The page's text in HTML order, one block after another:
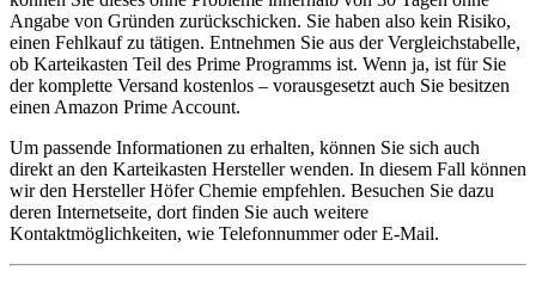
Angabe von Gründen zurückschicken. Sie haben also kein Risiko,
einen Fehlkauf zu tätigen. Entnehmen Sie aus der Vergleichstabelle,
ob Karteikasten Teil des Prime Programms ist. Wenn ja, ist für Sie
der komplette Versand kostenlos – vorausgesetzt auch Sie besitzen
einen Amazon Prime Account.
Um passende Informationen zu erhalten, können Sie sich auch
direkt an den Karteikasten Hersteller wenden. In diesem Fall können
wir den Hersteller Höfer Chemie empfehlen. Besuchen Sie dazu
deren Internetseite, dort finden Sie auch weitere
Kontaktmöglichkeiten, wie Telefonnummer oder E-Mail.